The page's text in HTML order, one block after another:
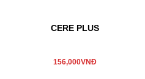
CERE PLUS
156,000VNĐ